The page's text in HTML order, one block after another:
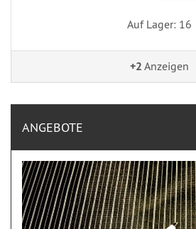
Auf Lager: 16
+2 Anzeigen
ANGEBOTE